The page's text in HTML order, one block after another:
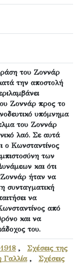
του Ζοννάρ
την αποστολή
Ζοννάρ προς το
υπόμνημα
του Ζοννάρ
λαό. Σε αυτά
ο Κωνσταντίνος
των
και ότι
ήταν να
συνταγματική
να
από
και να
του.
, Σχέσεις της
Γαλλία, Σχέσεις